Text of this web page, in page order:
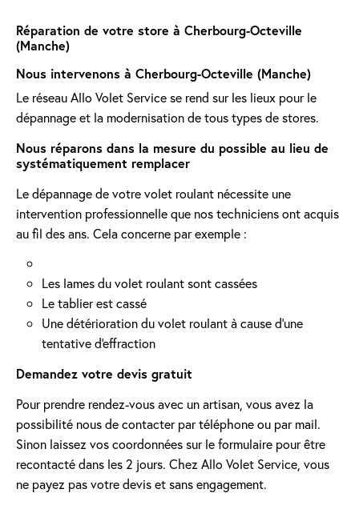
Réparation de votre store à Cherbourg-Octeville
(Manche)
Nous intervenons à Cherbourg-Octeville (Manche)
Le réseau Allo Volet Service se rend sur les lieux pour le
dépannage et la modernisation de tous types de stores.
Nous réparons dans la mesure du possible au lieu de
systématiquement remplacer
Le dépannage de votre volet roulant nécessite une
intervention professionnelle que nos techniciens ont acquis
au fil des ans. Cela concerne par exemple :
Les lames du volet roulant sont cassées
Le tablier est cassé
Une détérioration du volet roulant à cause d'une
tentative d'effraction
Demandez votre devis gratuit
Pour prendre rendez-vous avec un artisan, vous avez la
possibilité nous de contacter par téléphone ou par mail.
Sinon laissez vos coordonnées sur le formulaire pour être
recontacté dans les 2 jours. Chez Allo Volet Service, vous
ne payez pas votre devis et sans engagement.